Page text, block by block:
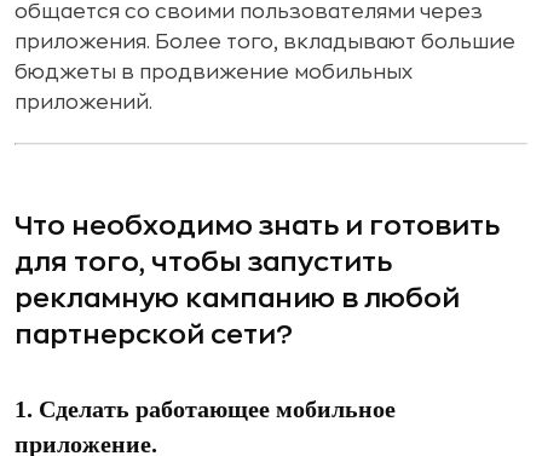
общается со своими пользователями через
приложения. Более того, вкладывают большие
бюджеты в продвижение мобильных
приложений.
Что необходимо знать и готовить
для того, чтобы запустить
рекламную кампанию в любой
партнерской сети?
1. Сделать работающее мобильное
приложение.